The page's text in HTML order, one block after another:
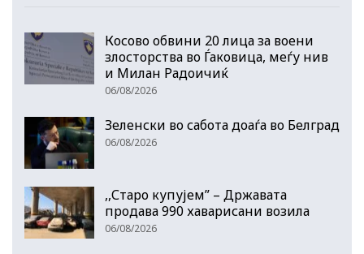
Косово обвини 20 лица за воени
злосторства во Ѓаковица, меѓу нив
и Милан Радоичиќ
06/08/2026
Зеленски во сабота доаѓа во Белград
06/08/2026
,,Старо купујем” – Државата
продава 990 хаварисани возила
06/08/2026